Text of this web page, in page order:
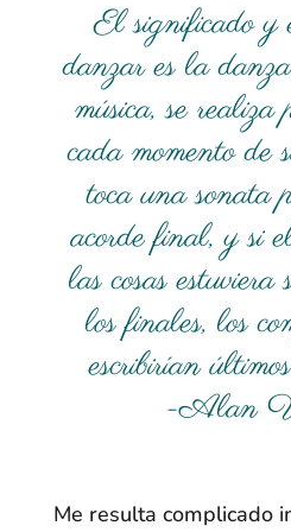
El significado y
danzar es la
música, se
cada momento de
toca una
acorde final, y si
las cosas
los finales, los
escribirían
-Alan
Me resulta complicado